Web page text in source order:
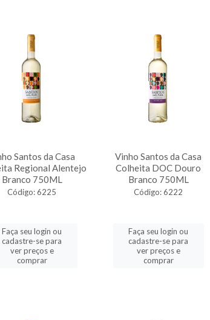
Santos da Casa
Regional Alentejo
Branco 750ML
Código: 6225
Faça seu login ou
cadastre-se para
ver preços e
comprar
Vinho Santos da Casa
Colheita DOC Douro
Branco 750ML
Código: 6222
Faça seu login ou
cadastre-se para
ver preços e
comprar